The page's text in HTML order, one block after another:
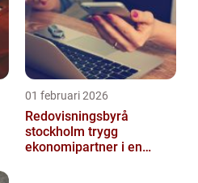
01 februari 2026
Redovisningsbyrå
stockholm trygg
ekonomipartner i en